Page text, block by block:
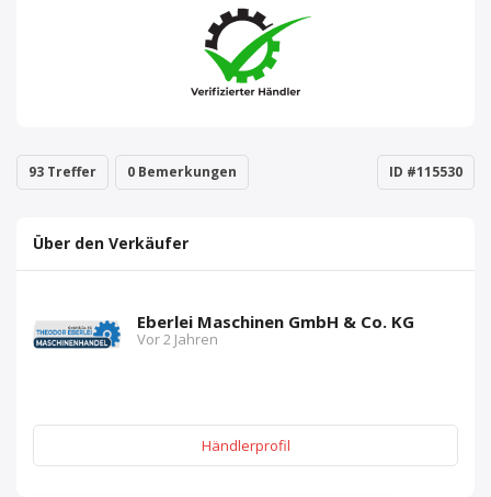
93 Treffer 0 Bemerkungen ID #115530
Über den Verkäufer
Eberlei Maschinen GmbH & Co. KG
Vor 2 Jahren
Händlerprofil